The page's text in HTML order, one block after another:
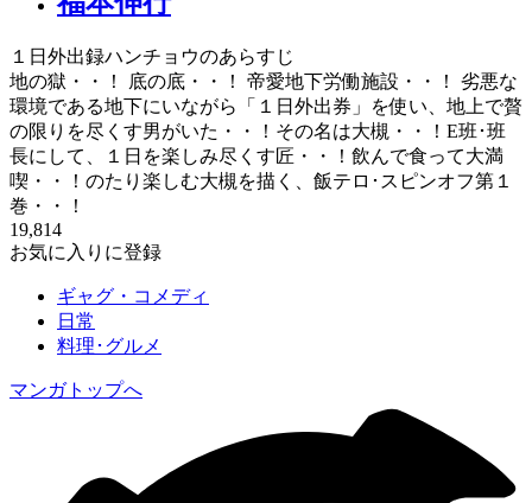
１日外出録ハンチョウのあらすじ
地の獄・・！ 底の底・・！ 帝愛地下労働施設・・！ 劣悪な
環境である地下にいながら「１日外出券」を使い、地上で贅
の限りを尽くす男がいた・・！その名は大槻・・！E班･班
長にして、１日を楽しみ尽くす匠・・！飲んで食って大満
喫・・！のたり楽しむ大槻を描く、飯テロ･スピンオフ第１
巻・・！
19,814
お気に入りに登録
ギャグ・コメディ
日常
料理･グルメ
マンガトップへ